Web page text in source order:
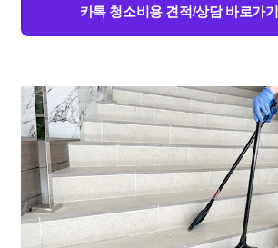
카톡 청소비용 견적/상담 바로가